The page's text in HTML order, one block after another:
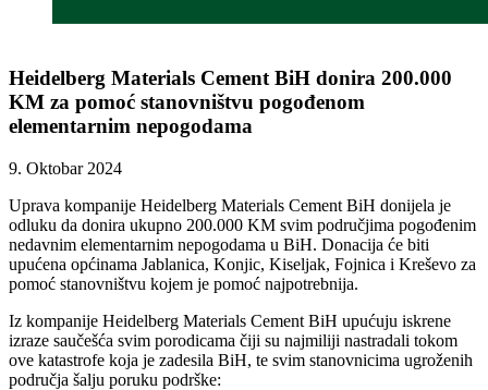
Heidelberg Materials Cement BiH donira 200.000
KM za pomoć stanovništvu pogođenom
elementarnim nepogodama
9. Oktobar 2024
Uprava kompanije Heidelberg Materials Cement BiH donijela je
odluku da donira ukupno 200.000 KM svim područjima pogođenim
nedavnim elementarnim nepogodama u BiH. Donacija će biti
upućena općinama Jablanica, Konjic, Kiseljak, Fojnica i Kreševo za
pomoć stanovništvu kojem je pomoć najpotrebnija.
Iz kompanije Heidelberg Materials Cement BiH upućuju iskrene
izraze saučešća svim porodicama čiji su najmiliji nastradali tokom
ove katastrofe koja je zadesila BiH, te svim stanovnicima ugroženih
područja šalju poruku podrške: